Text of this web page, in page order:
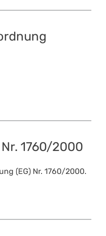
1760/2000
(EG) Nr. 1760/2000.